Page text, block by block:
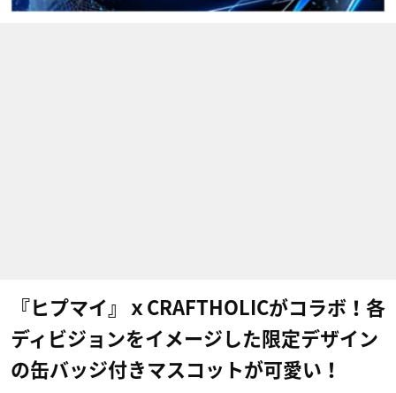
『ヒプマイ』ｘCRAFTHOLICがコラボ！各
ディビジョンをイメージした限定デザイン
の缶バッジ付きマスコットが可愛い！